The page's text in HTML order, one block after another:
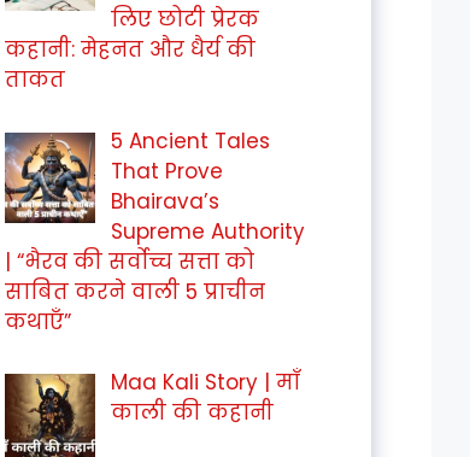
लिए छोटी प्रेरक
कहानी: मेहनत और धैर्य की
ताकत
5 Ancient Tales
That Prove
Bhairava’s
Supreme Authority
| “भैरव की सर्वोच्च सत्ता को
साबित करने वाली 5 प्राचीन
कथाएँ”
Maa Kali Story | माँ
काली की कहानी